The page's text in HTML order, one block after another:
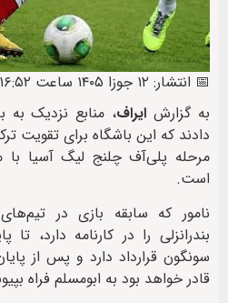
📅 انتشار: ۱۲ جوزا ۱۴۰۵ ساعت ۱۶:۵۲
به گزارش ایراف، منابع نزدیک به
دادند که این باشگاه برای تقویت
مرحله پلی‌آف چلنج لیگ آسیا با
است.
نامور که سابقه بازی در
سونگون قرارداد دارد و پس از
قادر خواهد بود به ابومسلم فراه